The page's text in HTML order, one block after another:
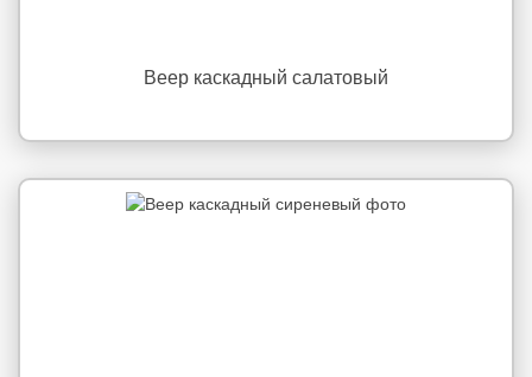
Веер каскадный салатовый